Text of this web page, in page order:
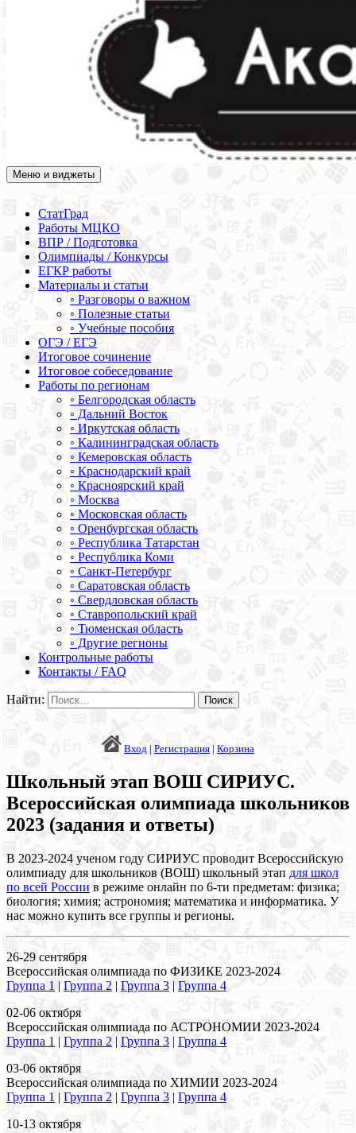
Академия СОВА
Подготовка к ЕГЭ, ОГЭ, ВПР, МЦКО, СтатГрад, КДР, ВОШ,
Меню и виджеты
СтатГрад
Работы МЦКО
ВПР / Подготовка
Олимпиады / Конкурсы
ЕГКР работы
Материалы и статьи
◦ Разговоры о важном
◦ Полезные статьи
◦ Учебные пособия
ОГЭ / ЕГЭ
Итоговое сочинение
Итоговое собеседование
Работы по регионам
◦ Белгородская область
◦ Дальний Восток
◦ Иркутская область
◦ Калининградская область
◦ Кемеровская область
◦ Краснодарский край
◦ Красноярский край
◦ Москва
◦ Московская область
◦ Оренбургская область
◦ Республика Татарстан
◦ Республика Коми
◦ Санкт-Петербург
◦ Саратовская область
◦ Свердловская область
◦ Ставропольский край
◦ Тюменская область
◦ Другие регионы
Контрольные работы
Контакты / FAQ
Найти:
Вход | Регистрация | Корзина
Школьный этап ВОШ СИРИУС.
Всероссийская олимпиада школьников
2023 (задания и ответы)
В 2023-2024 ученом году СИРИУС проводит Всероссийскую
олимпиаду для школьников (ВОШ) школьный этап для школ
по всей России в режиме онлайн по 6-ти предметам: физика;
биология; химия; астрономия; математика и информатика. У
нас можно купить все группы и регионы.
26-29 сентября
Всероссийская олимпиада по ФИЗИКЕ 2023-2024
Группа 1 | Группа 2 | Группа 3 | Группа 4
02-06 октября
Всероссийская олимпиада по АСТРОНОМИИ 2023-2024
Группа 1 | Группа 2 | Группа 3 | Группа 4
03-06 октября
Всероссийская олимпиада по ХИМИИ 2023-2024
Группа 1 | Группа 2 | Группа 3 | Группа 4
10-13 октября